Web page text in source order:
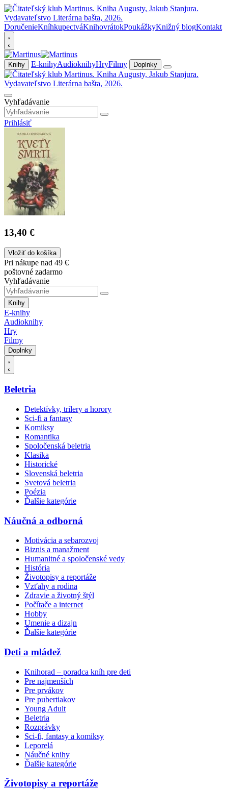
DoručenieKníhkupectváKnihovrátokPoukážkyKnižný blogKontakt
Knihy E-knihyAudioknihyHryFilmy Doplnky
Vyhľadávanie
Prihlásiť
13,40 €
Vložiť do košíka
Pri nákupe nad 49 €
poštovné zadarmo
Vyhľadávanie
Knihy
E-knihy
Audioknihy
Hry
Filmy
Doplnky
Beletria
Detektívky, trilery a horory
Sci-fi a fantasy
Komiksy
Romantika
Spoločenská beletria
Klasika
Historické
Slovenská beletria
Svetová beletria
Poézia
Ďalšie kategórie
Náučná a odborná
Motivácia a sebarozvoj
Biznis a manažment
Humanitné a spoločenské vedy
História
Životopisy a reportáže
Vzťahy a rodina
Zdravie a životný štýl
Počítače a internet
Hobby
Umenie a dizajn
Ďalšie kategórie
Deti a mládež
Knihorad – poradca kníh pre deti
Pre najmenších
Pre prvákov
Pre pubertiakov
Young Adult
Beletria
Rozprávky
Sci-fi, fantasy a komiksy
Leporelá
Náučné knihy
Ďalšie kategórie
Životopisy a reportáže